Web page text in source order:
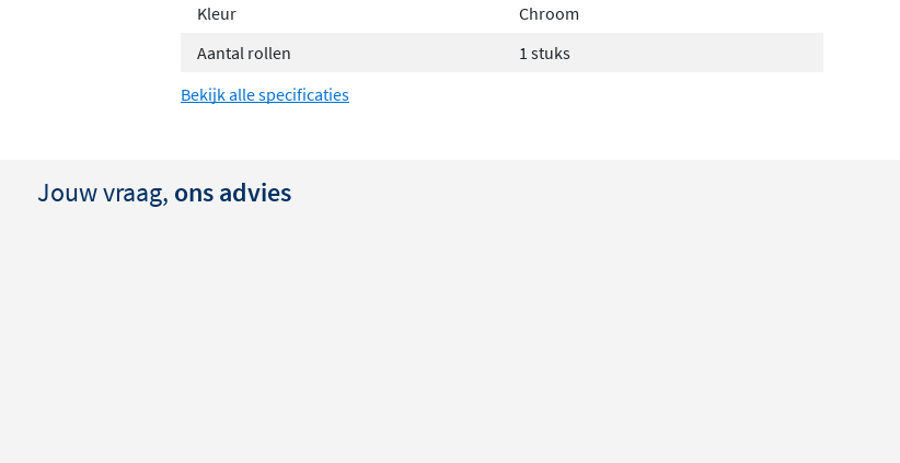
Kleur
Chroom
Aantal rollen
1 stuks
Bekijk alle specificaties
Jouw vraag, ons advies